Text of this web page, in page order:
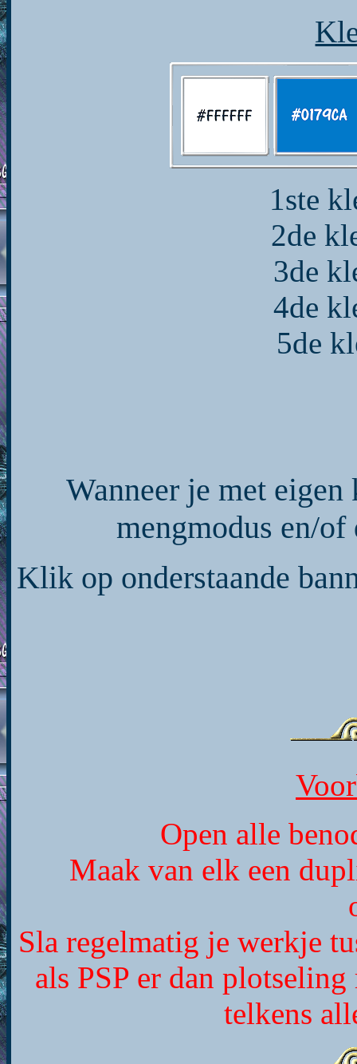
1ste
2de
3de
4de
5de
Wanneer je met
mengmodus en/
Klik op onderstaande
Open alle
Maak van elk een
Sla regelmatig je werkje
als PSP er dan
telkens